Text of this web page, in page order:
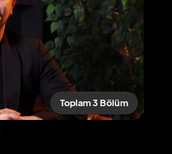
Toplam 3 Bölüm